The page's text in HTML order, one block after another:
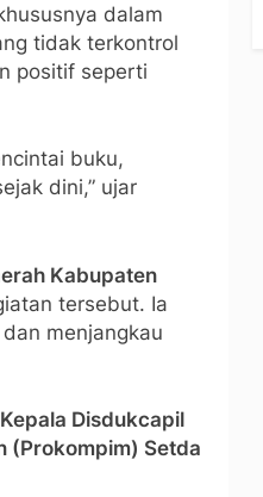
dalam
tidak terkontrol
positif seperti
buku,
dini,” ujar
Kabupaten
tersebut. Ia
dan menjangkau
Kepala Disdukcapil
(Prokompim) Setda